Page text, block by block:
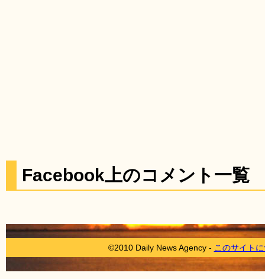
Facebook上のコメント一覧
©2010 Daily News Agency - このサイト